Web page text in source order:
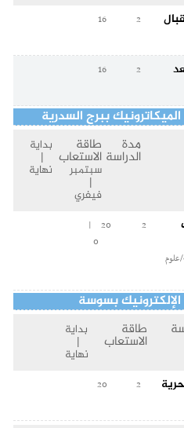
2
16
2
16
ببرج السدرية
مدة
الدراسة
طاقة
الاستعاب
سبتمبر
|
فيفري
بداية
|
نهاية
علوم
2
20 |
بسوسة
طاقة
الاستعاب
بداية
|
نهاية
2
20